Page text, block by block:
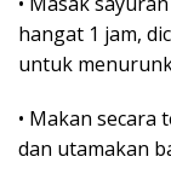
hangat 1 jam,
untuk
• Makan
dan utamakan